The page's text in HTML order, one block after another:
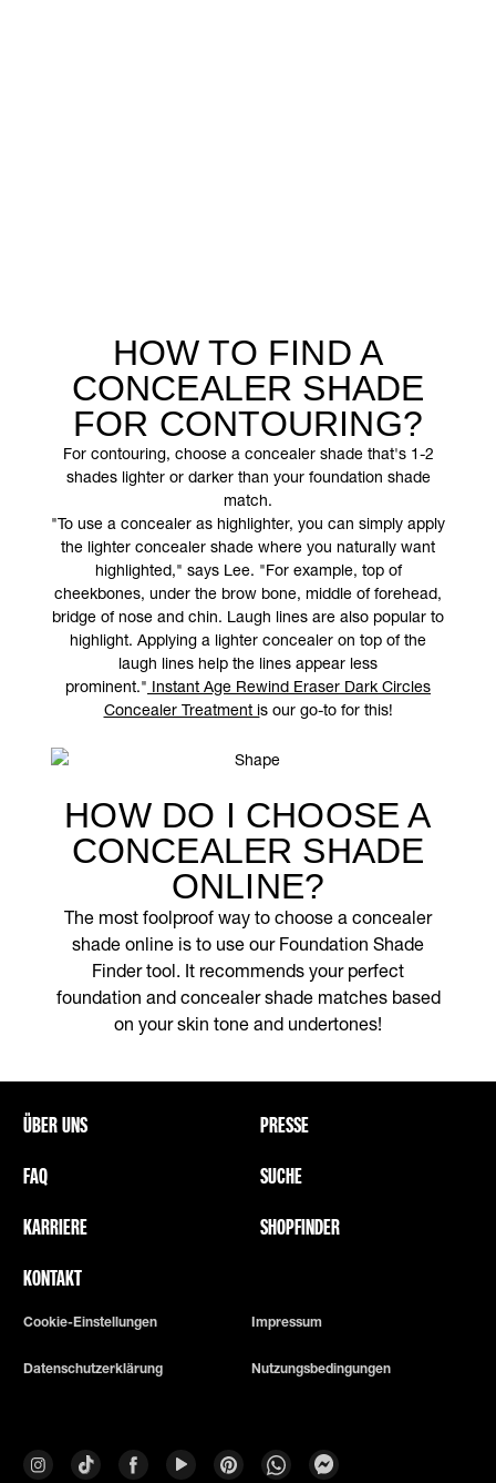
HOW TO FIND A
CONCEALER SHADE
FOR CONTOURING?
For contouring, choose a concealer shade that's 1-2
shades lighter or darker than your foundation shade
match.
"To use a concealer as highlighter, you can simply apply
the lighter concealer shade where you naturally want
highlighted," says Lee. "For example, top of
cheekbones, under the brow bone, middle of forehead,
bridge of nose and chin. Laugh lines are also popular to
highlight. Applying a lighter concealer on top of the
laugh lines help the lines appear less
prominent." Instant Age Rewind Eraser Dark Circles
Concealer Treatment is our go-to for this!
HOW DO I CHOOSE A
CONCEALER SHADE
ONLINE?
The most foolproof way to choose a concealer
shade online is to use our Foundation Shade
Finder tool. It recommends your perfect
foundation and concealer shade matches based
on your skin tone and undertones!
ÜBER UNS
FAQ
KARRIERE
KONTAKT
PRESSE
SUCHE
SHOPFINDER
Cookie-Einstellungen Impressum
Datenschutzerklärung Nutzungsbedingungen